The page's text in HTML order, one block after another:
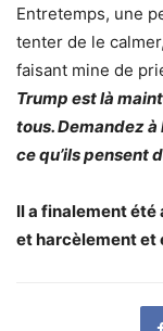
Entretemps, une
tenter de le
faisant mine de
Trump est là
tous. Demandez à
ce qu’ils pensent
Il a finalement été
et harcèlement et